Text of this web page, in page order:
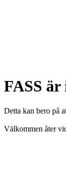
FASS
Detta kan bero på
Välkommen åter